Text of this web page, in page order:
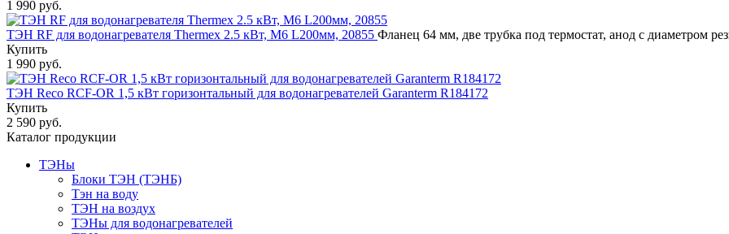
1 990 руб.
ТЭН RF для водонагревателя Thermex 2.5 кВт, М6 L200мм, 20855 Фланец 64 мм, две трубка под термостат, анод с диаметром
Купить
1 990 руб.
ТЭН Reco RCF-OR 1,5 кВт горизонтальный для водонагревателей Garanterm R184172
Купить
2 590 руб.
Каталог продукции
ТЭНы
Блоки ТЭН (ТЭНБ)
Тэн на воду
ТЭН на воздух
ТЭНы для водонагревателей